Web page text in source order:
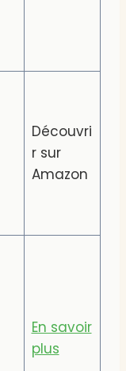
Découvri
r sur
Amazon
En savoir
plus